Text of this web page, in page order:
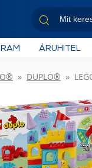
ÁRUHITEL
DUPLO®